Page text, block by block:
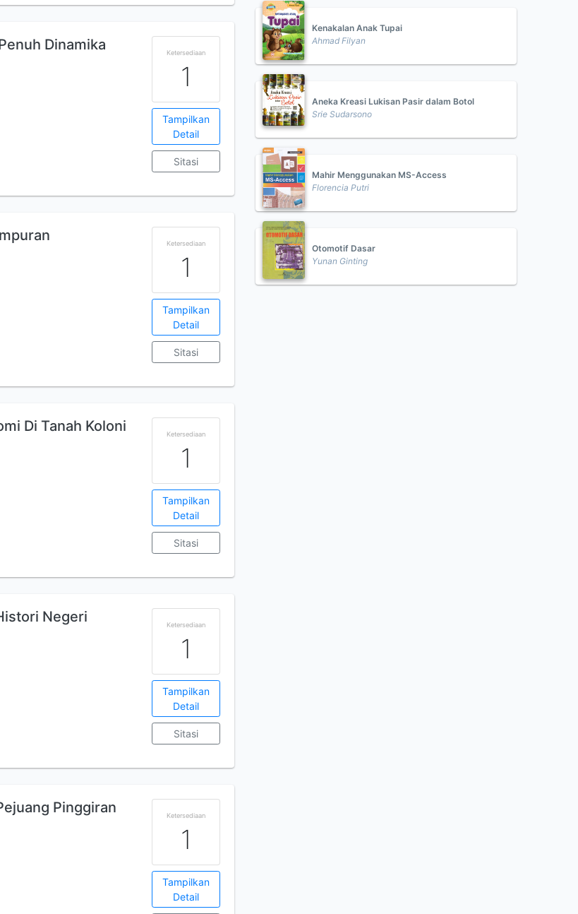
Dinamika Ketersediaan
1
Tampilkan
Detail
Sitasi
Ketersediaan
1
Tampilkan
Detail
Sitasi
Di Tanah Koloni Ketersediaan
1
Tampilkan
Detail
Sitasi
Negeri Ketersediaan
1
Tampilkan
Detail
Sitasi
Pinggiran Ketersediaan
1
Tampilkan
Detail
Kenakalan Anak Tupai
Ahmad Filyan
Aneka Kreasi Lukisan Pasir dalam Botol
Srie Sudarsono
Mahir Menggunakan MS-Access
Florencia Putri
Otomotif Dasar
Yunan Ginting